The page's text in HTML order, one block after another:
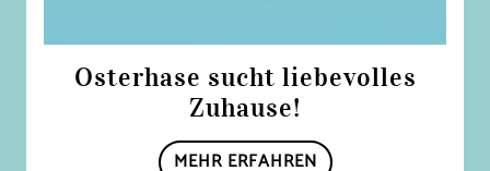
Osterhase sucht liebevolles
Zuhause!
MEHR ERFAHREN